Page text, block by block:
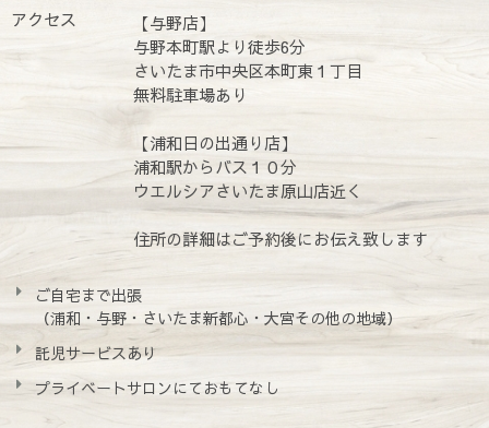
アクセス
【与野店】
与野本町駅より徒歩6分
さいたま市中央区本町東１丁目
無料駐車場あり
【浦和日の出通り店】
浦和駅からバス１０分
ウエルシアさいたま原山店近く
住所の詳細はご予約後にお伝え致します
ご自宅まで出張
（浦和・与野・さいたま新都心・大宮その他の地域）
託児サービスあり
プライベートサロンにておもてなし